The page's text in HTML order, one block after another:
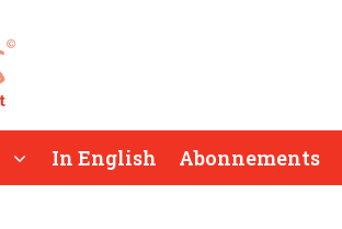
In English Abonnements